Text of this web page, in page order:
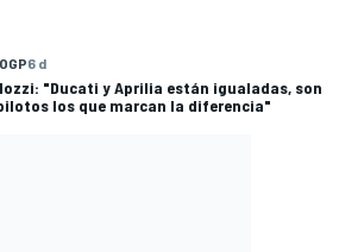
6 d
"Ducati y Aprilia están igualadas, son
los que marcan la diferencia"